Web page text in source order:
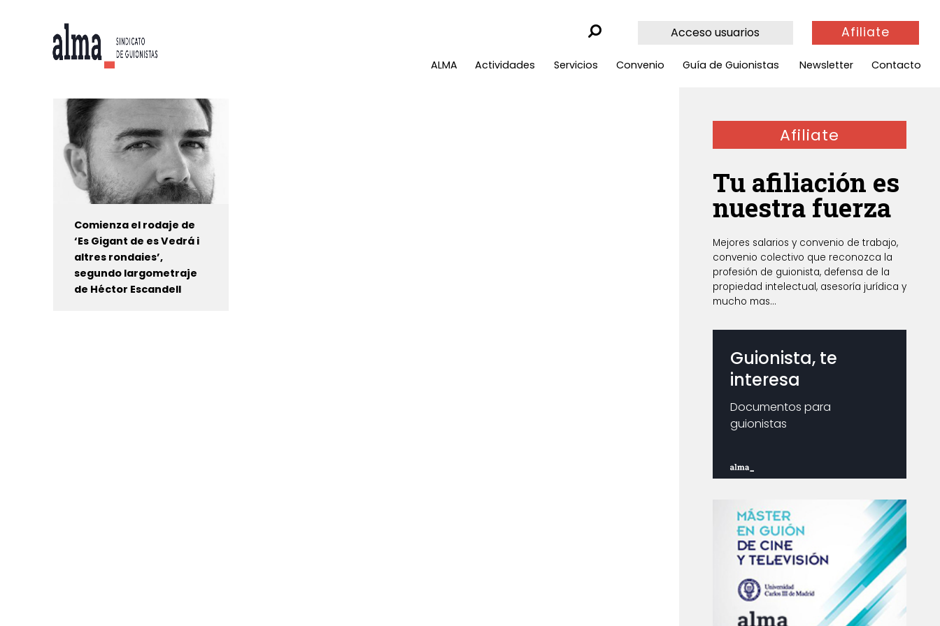
Acceso usuarios Afiliate
ALMA Actividades Servicios Convenio Guía de Guionistas Newsletter Contacto
Comienza el rodaje de
‘Es Gigant de es Vedrá i
altres rondaies’,
segundo largometraje
de Héctor Escandell
Afiliate
Tu afiliación es
nuestra fuerza
Mejores salarios y convenio de trabajo,
convenio colectivo que reconozca la
profesión de guionista, defensa de la
propiedad intelectual, asesoría jurídica y
mucho mas...
Guionista, te
interesa
Documentos para
guionistas